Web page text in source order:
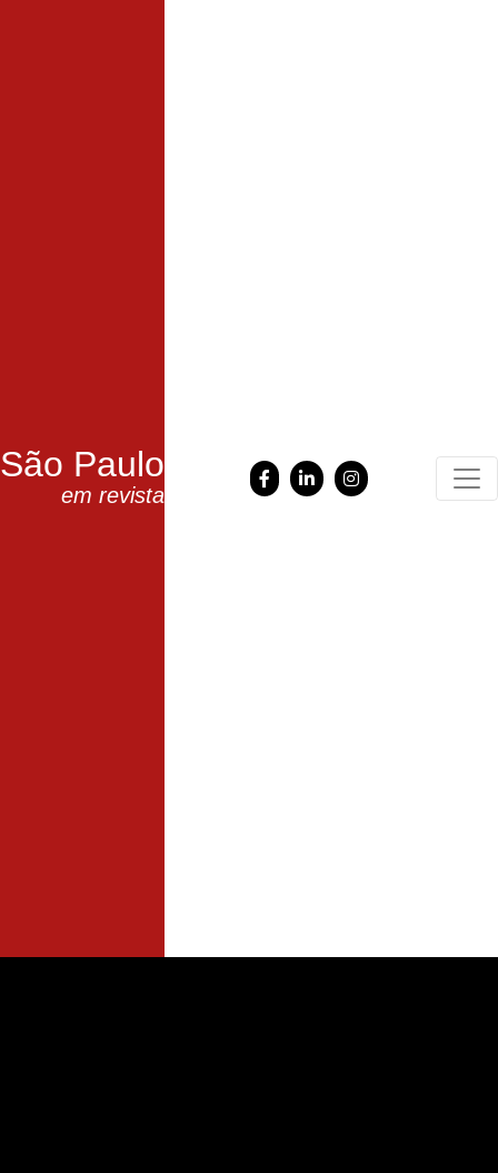
São Paulo
em revista